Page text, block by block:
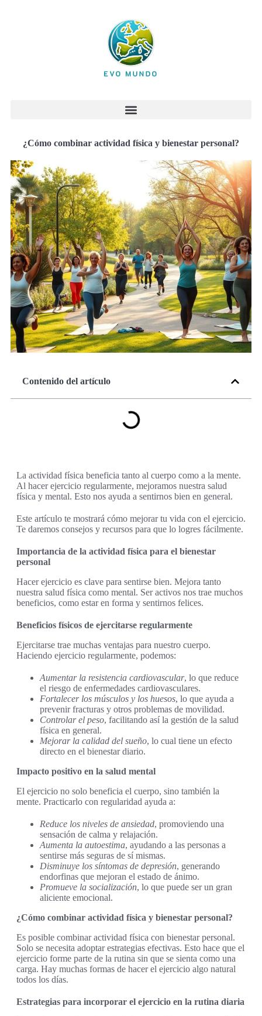
¿Cómo combinar actividad física y bienestar personal?
Contenido del artículo
La actividad física beneficia tanto al cuerpo como a la mente.
Al hacer ejercicio regularmente, mejoramos nuestra salud
física y mental. Esto nos ayuda a sentirnos bien en general.
Este artículo te mostrará cómo mejorar tu vida con el ejercicio.
Te daremos consejos y recursos para que lo logres fácilmente.
Importancia de la actividad física para el bienestar
personal
Hacer ejercicio es clave para sentirse bien. Mejora tanto
nuestra salud física como mental. Ser activos nos trae muchos
beneficios, como estar en forma y sentirnos felices.
Beneficios físicos de ejercitarse regularmente
Ejercitarse trae muchas ventajas para nuestro cuerpo.
Haciendo ejercicio regularmente, podemos:
Aumentar la resistencia cardiovascular, lo que reduce
el riesgo de enfermedades cardiovasculares.
Fortalecer los músculos y los huesos, lo que ayuda a
prevenir fracturas y otros problemas de movilidad.
Controlar el peso, facilitando así la gestión de la salud
física en general.
Mejorar la calidad del sueño, lo cual tiene un efecto
directo en el bienestar diario.
Impacto positivo en la salud mental
El ejercicio no solo beneficia el cuerpo, sino también la
mente. Practicarlo con regularidad ayuda a:
Reduce los niveles de ansiedad, promoviendo una
sensación de calma y relajación.
Aumenta la autoestima, ayudando a las personas a
sentirse más seguras de sí mismas.
Disminuye los síntomas de depresión, generando
endorfinas que mejoran el estado de ánimo.
Promueve la socialización, lo que puede ser un gran
aliciente emocional.
¿Cómo combinar actividad física y bienestar personal?
Es posible combinar actividad física con bienestar personal.
Solo se necesita adoptar estrategias efectivas. Esto hace que el
ejercicio forme parte de la rutina sin que se sienta como una
carga. Hay muchas formas de hacer el ejercicio algo natural
todos los días.
Estrategias para incorporar el ejercicio en la rutina diaria